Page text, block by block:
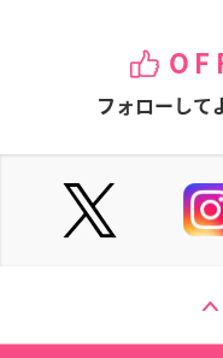
フォローして